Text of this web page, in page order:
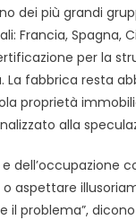
dei più grandi
Francia, Spagna,
per la
La fabbrica resta
proprietà
alla
aspettare
problema”,